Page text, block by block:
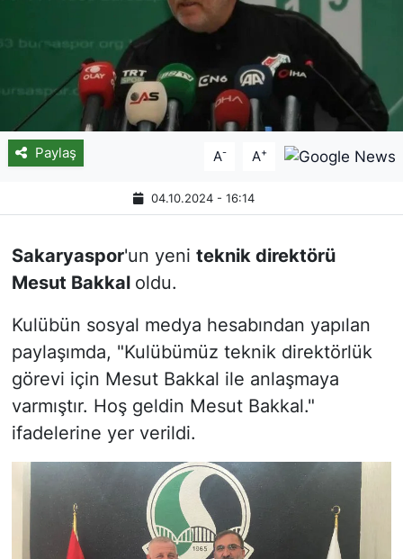
Paylaş A- A+
04.10.2024 - 16:14
Sakaryaspor'un yeni teknik direktörü
Mesut Bakkal oldu.
Kulübün sosyal medya hesabından yapılan
paylaşımda, "Kulübümüz teknik direktörlük
görevi için Mesut Bakkal ile anlaşmaya
varmıştır. Hoş geldin Mesut Bakkal."
ifadelerine yer verildi.